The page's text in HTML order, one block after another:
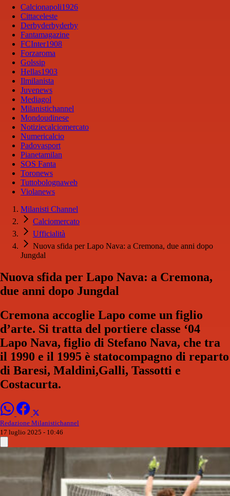
Calcionapoli1926
Cittaceleste
Derbyderbyderby
Fantamagazine
FCInter1908
Forzaroma
Golssip
Hellas1903
Ilmilanista
Juvenews
Mediagol
Milanistichannel
Mondoudinese
Notiziecalciomercato
Numericalcio
Padovasport
Pianetamilan
SOS Fanta
Toronews
Tuttobolognaweb
Violanews
Milanisti Channel
Calciomercato
Ufficialità
Nuova sfida per Lapo Nava: a Cremona, due anni dopo
Jungdal
Nuova sfida per Lapo Nava: a Cremona,
due anni dopo Jungdal
Cremona accoglie Lapo come un figlio
d’arte. Si tratta del portiere classe ‘04
Lapo Nava, figlio di Stefano Nava, che tra
il 1990 e il 1995 è statocompagno di reparto
di Baresi, Maldini,Galli, Tassotti e
Costacurta.
Redazione Milanistichannel
17 luglio 2025 - 10:46